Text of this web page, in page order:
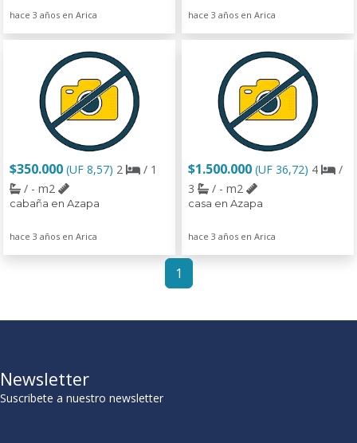
hace 3 años en Arica hace 3 años en Arica
$350.000 (UF 8,57) 2
/ 1
/ - m2
cabaña en Azapa
hace 3 años en Arica
$1.500.000 (UF 36,72) 4
/
3
/ - m2
casa en Azapa
hace 3 años en Arica
1
Newsletter
Suscribete a nuestro newsletter